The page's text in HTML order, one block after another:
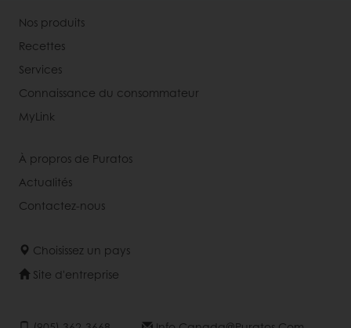
Nos produits
Recettes
Services
Connaissance du consommateur
MyLink
À propros de Puratos
Actualités
Contactez-nous
Choisissez un pays
Site d'entreprise